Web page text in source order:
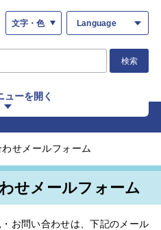
文字・色 Language
検索
ューを開く
せメールフォーム
せメールフォーム
お問い合わせは、下記のメール